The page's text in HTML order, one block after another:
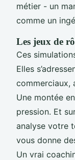
métier - un
comme un
Les jeux de
Ces
Elles
commerciaux,
Une montée
pression. Et
analyse votre
vous donne
Un vrai